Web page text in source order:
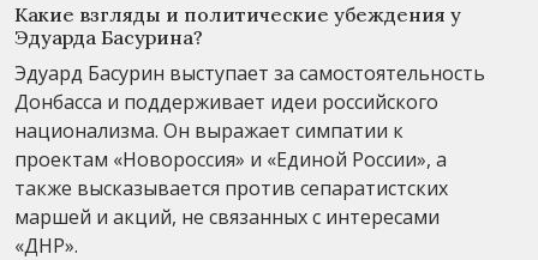
Какие взгляды и политические убеждения у
Эдуарда Басурина?
Эдуард Басурин выступает за самостоятельность
Донбасса и поддерживает идеи российского
национализма. Он выражает симпатии к
проектам «Новороссия» и «Единой России», а
также высказывается против сепаратистских
маршей и акций, не связанных с интересами
«ДНР».